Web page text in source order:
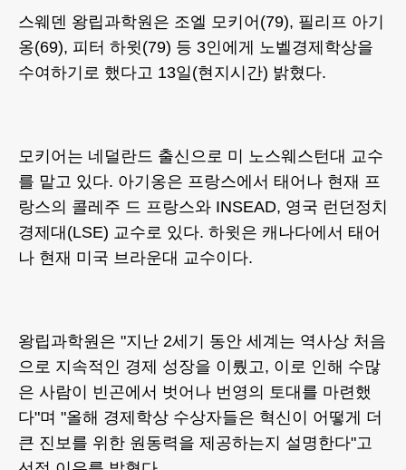
스웨덴 왕립과학원은 조엘 모키어(79), 필리프 아기
옹(69), 피터 하윗(79) 등 3인에게 노벨경제학상을
수여하기로 했다고 13일(현지시간) 밝혔다.
모키어는 네덜란드 출신으로 미 노스웨스턴대 교수
를 맡고 있다. 아기옹은 프랑스에서 태어나 현재 프
랑스의 콜레주 드 프랑스와 INSEAD, 영국 런던정치
경제대(LSE) 교수로 있다. 하윗은 캐나다에서 태어
나 현재 미국 브라운대 교수이다.
왕립과학원은 "지난 2세기 동안 세계는 역사상 처음
으로 지속적인 경제 성장을 이뤘고, 이로 인해 수많
은 사람이 빈곤에서 벗어나 번영의 토대를 마련했
다"며 "올해 경제학상 수상자들은 혁신이 어떻게 더
큰 진보를 위한 원동력을 제공하는지 설명한다"고